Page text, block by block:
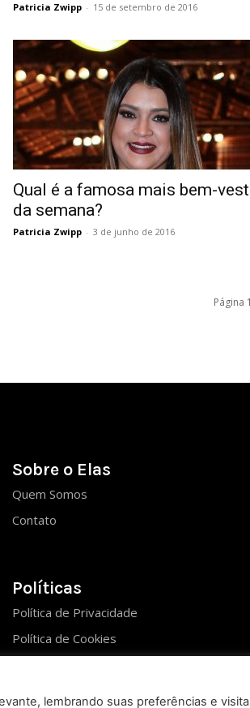
Patricia Zwipp - 15 de setembro de 2016
Qual é a famosa mais bem-
da semana?
Patricia Zwipp - 3 de junho de 2016
Página
Sobre o Elas
Quem Somos
Contato
Políticas
Política de Privacidade
Política de Cookies
lembrando suas preferências e